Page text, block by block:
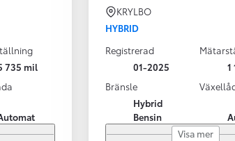
735 mil
KRYLBO
HYBRID
Registrerad
01-2025
1
Bränsle
Hybrid
Bensin
Visa mer